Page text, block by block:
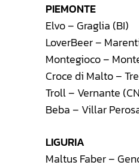
PIEMONTE
Elvo – Graglia (BI)
LoverBeer –
Montegioco –
Croce di Malto –
Troll – Vernante
Beba – Villar
LIGURIA
Maltus Faber –